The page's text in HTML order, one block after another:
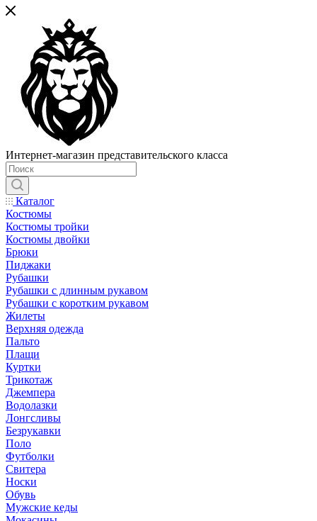
Интернет-магазин представительского класса
Каталог
Костюмы
Костюмы тройки
Костюмы двойки
Брюки
Пиджаки
Рубашки
Рубашки с длинным рукавом
Рубашки с коротким рукавом
Жилеты
Верхняя одежда
Пальто
Плащи
Куртки
Трикотаж
Джемпера
Водолазки
Лонгсливы
Безрукавки
Поло
Футболки
Свитера
Носки
Обувь
Мужские кеды